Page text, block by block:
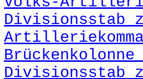
Divisionsstab
Brückenkolonne
Divisionsstab